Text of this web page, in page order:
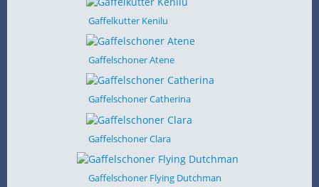
Gaffelkutter Kenilu
Gaffelschoner Atene
Gaffelschoner Catherina
Gaffelschoner Clara
Gaffelschoner Flying Dutchman